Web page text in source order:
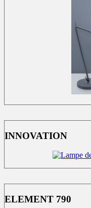
INNOVATION
ELEMENT 790